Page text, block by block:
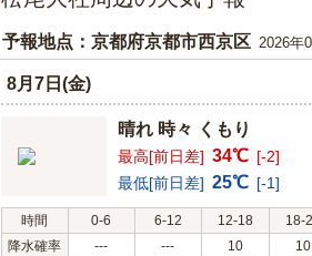
予報地点：京都府京都市西京区 2026年
8月7日(金)
晴れ 時々 くもり
最高[前日差] 34℃ [-2]
最低[前日差] 25℃ [-1]
時間 0-6 6-12 12-18
18-
降水確率
--- --- 10 10